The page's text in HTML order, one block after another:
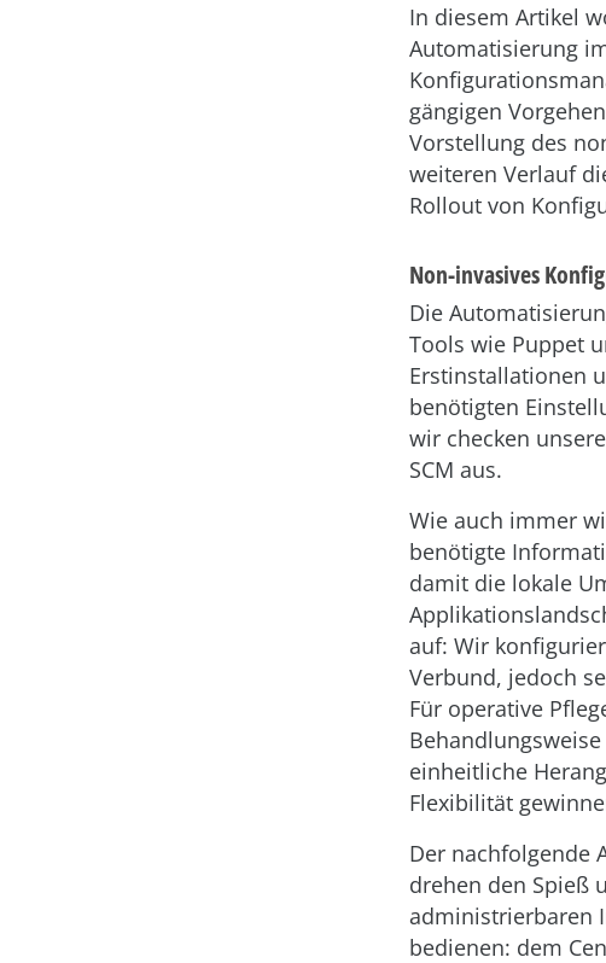
In diesem Artikel
Automatisierung
gängigen
Vorstellung des
weiteren Verlauf
Rollout von
Non-invasives
Die
Tools wie Puppet
Erstinstallationen
benötigten
wir checken
SCM aus.
Wie auch immer
benötigte
damit die lokale
auf: Wir
Verbund, jedoch
Für operative
einheitliche
Flexibilität
Der nachfolgende
drehen den Spieß
administrierbaren
bedienen: dem